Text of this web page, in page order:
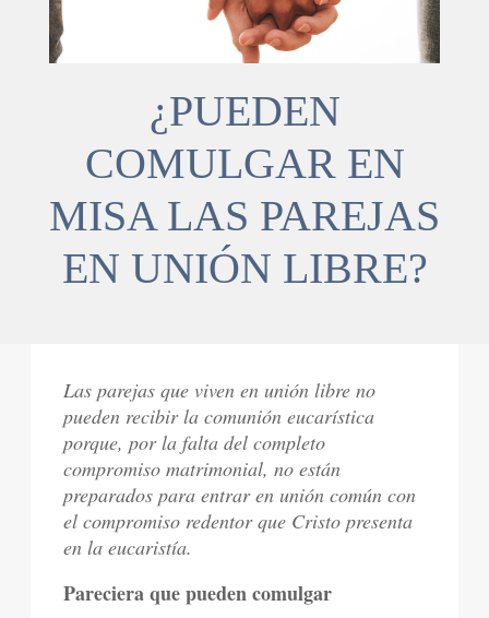
¿PUEDEN
COMULGAR EN
MISA LAS PAREJAS
EN UNIÓN LIBRE?
Las parejas que viven en unión libre no
pueden recibir la comunión eucarística
porque, por la falta del completo
compromiso matrimonial, no están
preparados para entrar en unión común con
el compromiso redentor que Cristo presenta
en la eucaristía.
Pareciera que pueden comulgar